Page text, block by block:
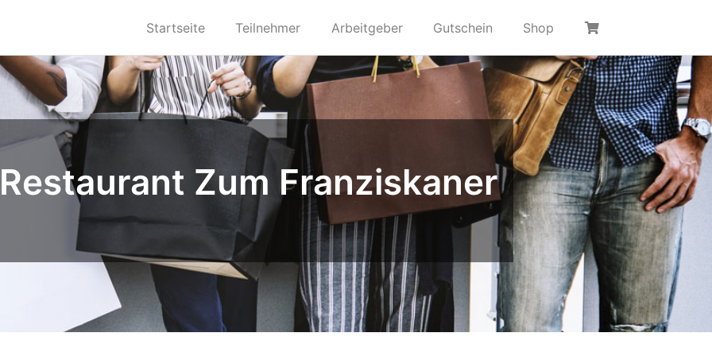
Startseite Teilnehmer Arbeitgeber Gutschein Shop
Restaurant Zum Franziskaner